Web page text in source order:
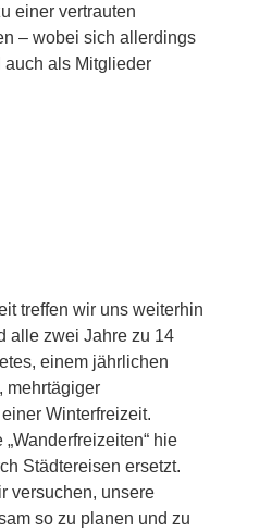
einer vertrauten
– wobei sich allerdings
auch als Mitglieder
treffen wir uns weiterhin
alle zwei Jahre zu 14
einem jährlichen
mehrtägiger
Winterfreizeit.
hie
Städtereisen ersetzt.
versuchen, unsere
so zu planen und zu